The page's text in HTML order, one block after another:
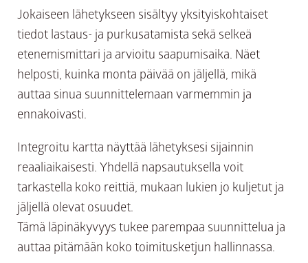
Jokaiseen lähetykseen sisältyy yksityiskohtaiset
tiedot lastaus- ja purkusatamista sekä selkeä
etenemismittari ja arvioitu saapumisaika. Näet
helposti, kuinka monta päivää on jäljellä, mikä
auttaa sinua suunnittelemaan varmemmin ja
ennakoivasti.
Integroitu kartta näyttää lähetyksesi sijainnin
reaaliaikaisesti. Yhdellä napsautuksella voit
tarkastella koko reittiä, mukaan lukien jo kuljetut ja
jäljellä olevat osuudet.
Tämä läpinäkyvyys tukee parempaa suunnittelua ja
auttaa pitämään koko toimitusketjun hallinnassa.